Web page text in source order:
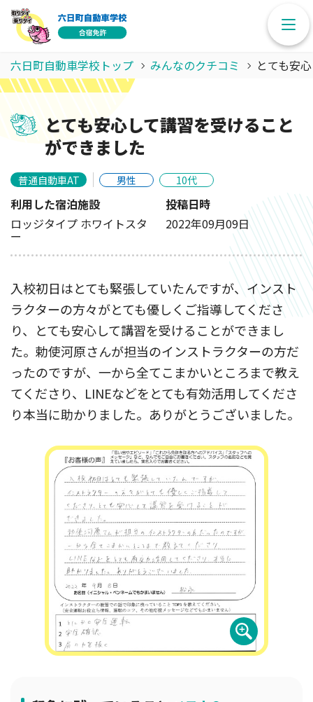
六日町自動車学校トップ みんなのクチコミ とても安
とても安心して講習を受けること
ができました
普通自動車AT 男性 10代
利用した宿泊施設
ロッジタイプ ホワイトスタ
ー
投稿日時
2022年09月09日
入校初日はとても緊張していたんですが、インスト
ラクターの方々がとても優しくご指導してくださ
り、とても安心して講習を受けることができまし
た。勅使河原さんが担当のインストラクターの方だ
ったのですが、一から全てこまかいところまで教え
てくださり、LINEなどをとても有効活用してくださ
り本当に助かりました。ありがとうございました。